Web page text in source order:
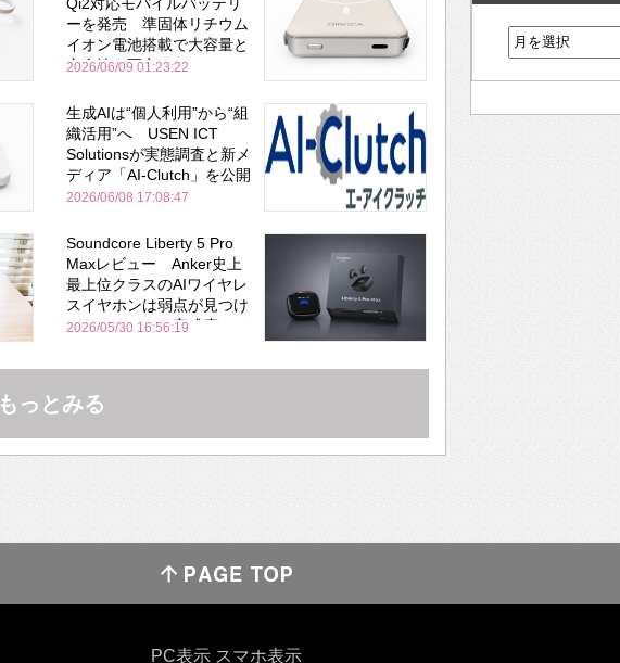
ーを発売 準固体リチウム
イオン電池搭載で大容量と
安全性を両立
2026/06/09 01:23:22
生成AIは“個人利用”から“組
織活用”へ USEN ICT
Solutionsが実態調査と新メ
ディア「AI-Clutch」を公開
2026/06/08 17:08:47
Soundcore Liberty 5 Pro
Maxレビュー Anker史上
最上位クラスのAIワイヤレ
スイヤホンは弱点が見つけ
づらいくらいの完成度にび
Bose並み
2026/05/30 16:56:19
もっとみる
PC表示 スマホ表示